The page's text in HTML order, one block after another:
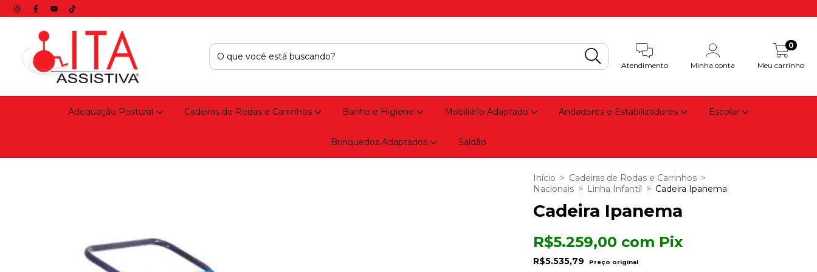
Atendimento Minha conta Meu carrinho
0
Adequação Postural Cadeiras de Rodas e Carrinhos Banho e Higiene Mobiliário Adaptado Andadores e Estabilizadores Escolar
Brinquedos Adaptados Saldão
Início > Cadeiras de Rodas e Carrinhos >
Nacionais > Linha Infantil > Cadeira Ipanema
Cadeira Ipanema
R$5.535,79
R$5.259,00 com Pix